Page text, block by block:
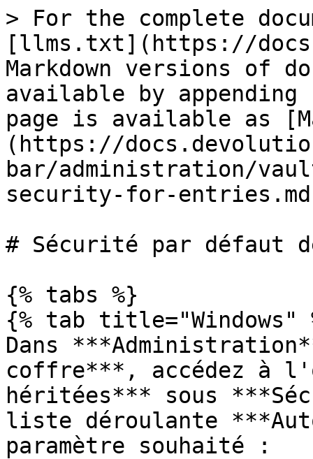
> For the complete
[llms.txt](https://
Markdown versions of
available by
page is available as
(https://
bar/administration/
security-for-
# Sécurité par défaut
{% tabs %}
{% tab title="Windows"
Dans
coffre***, accédez à
héritées*** sous
liste déroulante
paramètre souhaité :